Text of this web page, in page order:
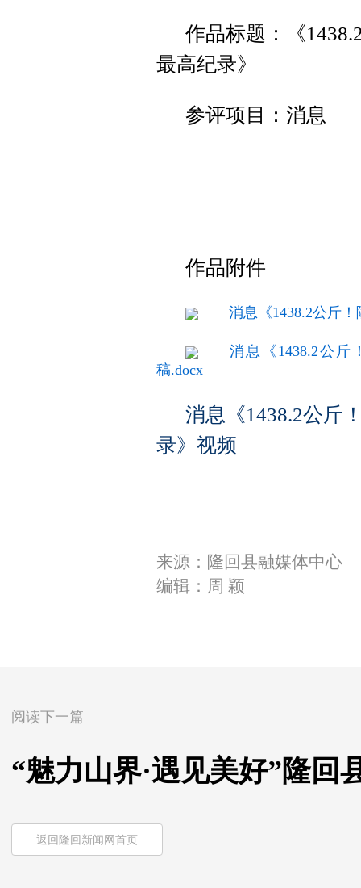
作品标题：《
最高纪录》
参评项目：消息
作品附件
消息《1438.2公斤
消息《1438.2公
稿.docx
消息《1438.2公斤
录》视频
来源：隆回县融媒体中心
编辑：周 颖
阅读下一篇
“魅力山界·遇见美好”隆回
返回隆回新闻网首页